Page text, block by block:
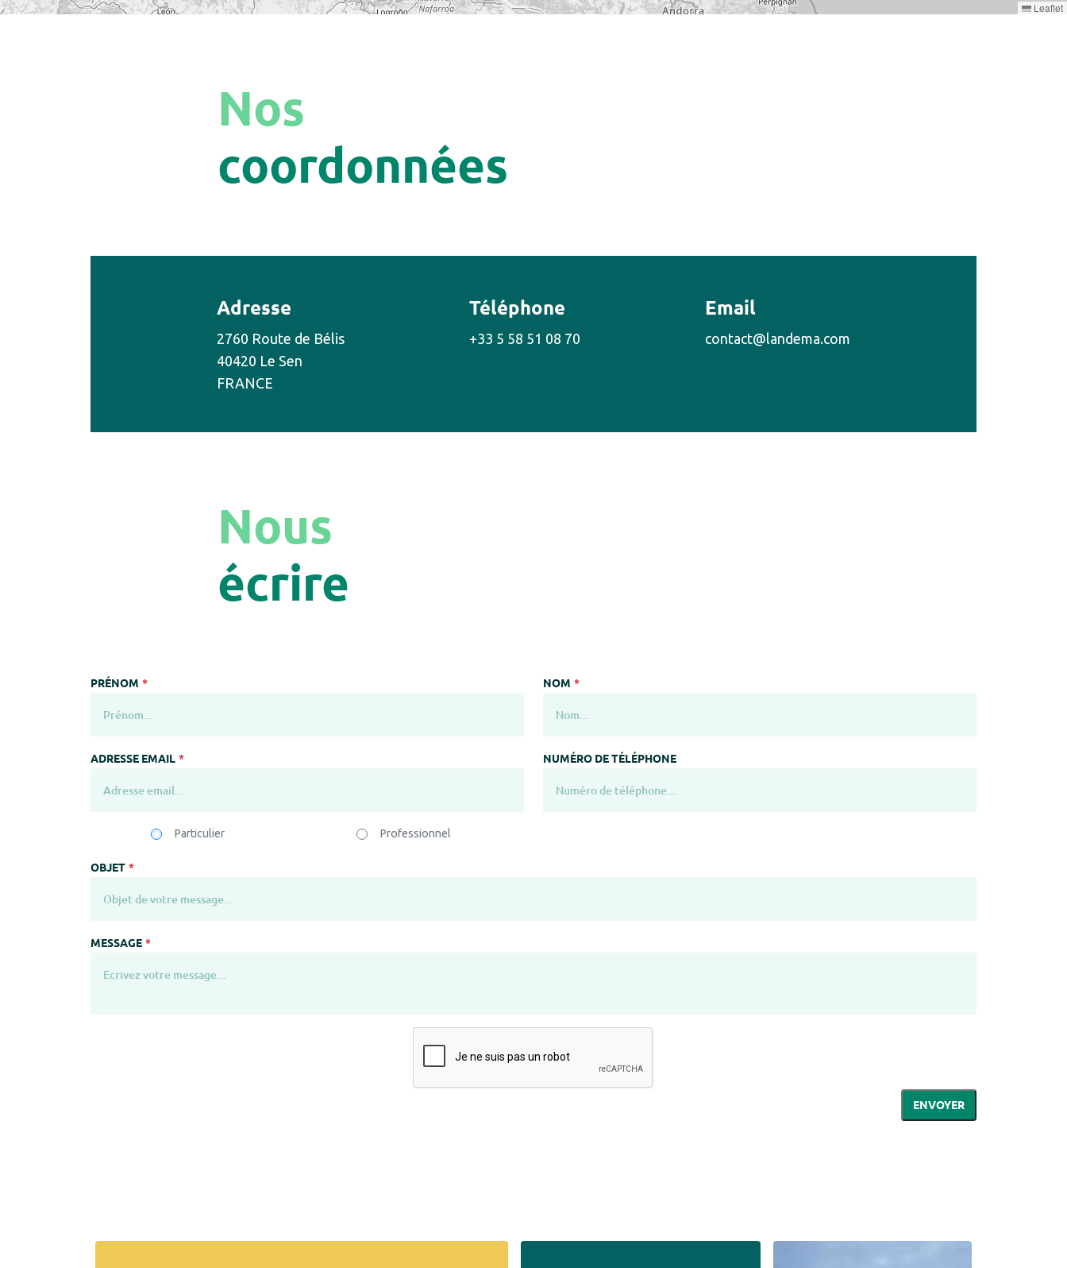
Leaflet
Nos
coordonnées
Adresse
2760 Route de Bélis
40420 Le Sen
FRANCE
Téléphone
+33 5 58 51 08 70
Email
contact@landema.com
Nous
écrire
PRÉNOM NOM
ADRESSE EMAIL NUMÉRO DE TÉLÉPHONE
Particulier Professionnel
OBJET
MESSAGE
ENVOYER